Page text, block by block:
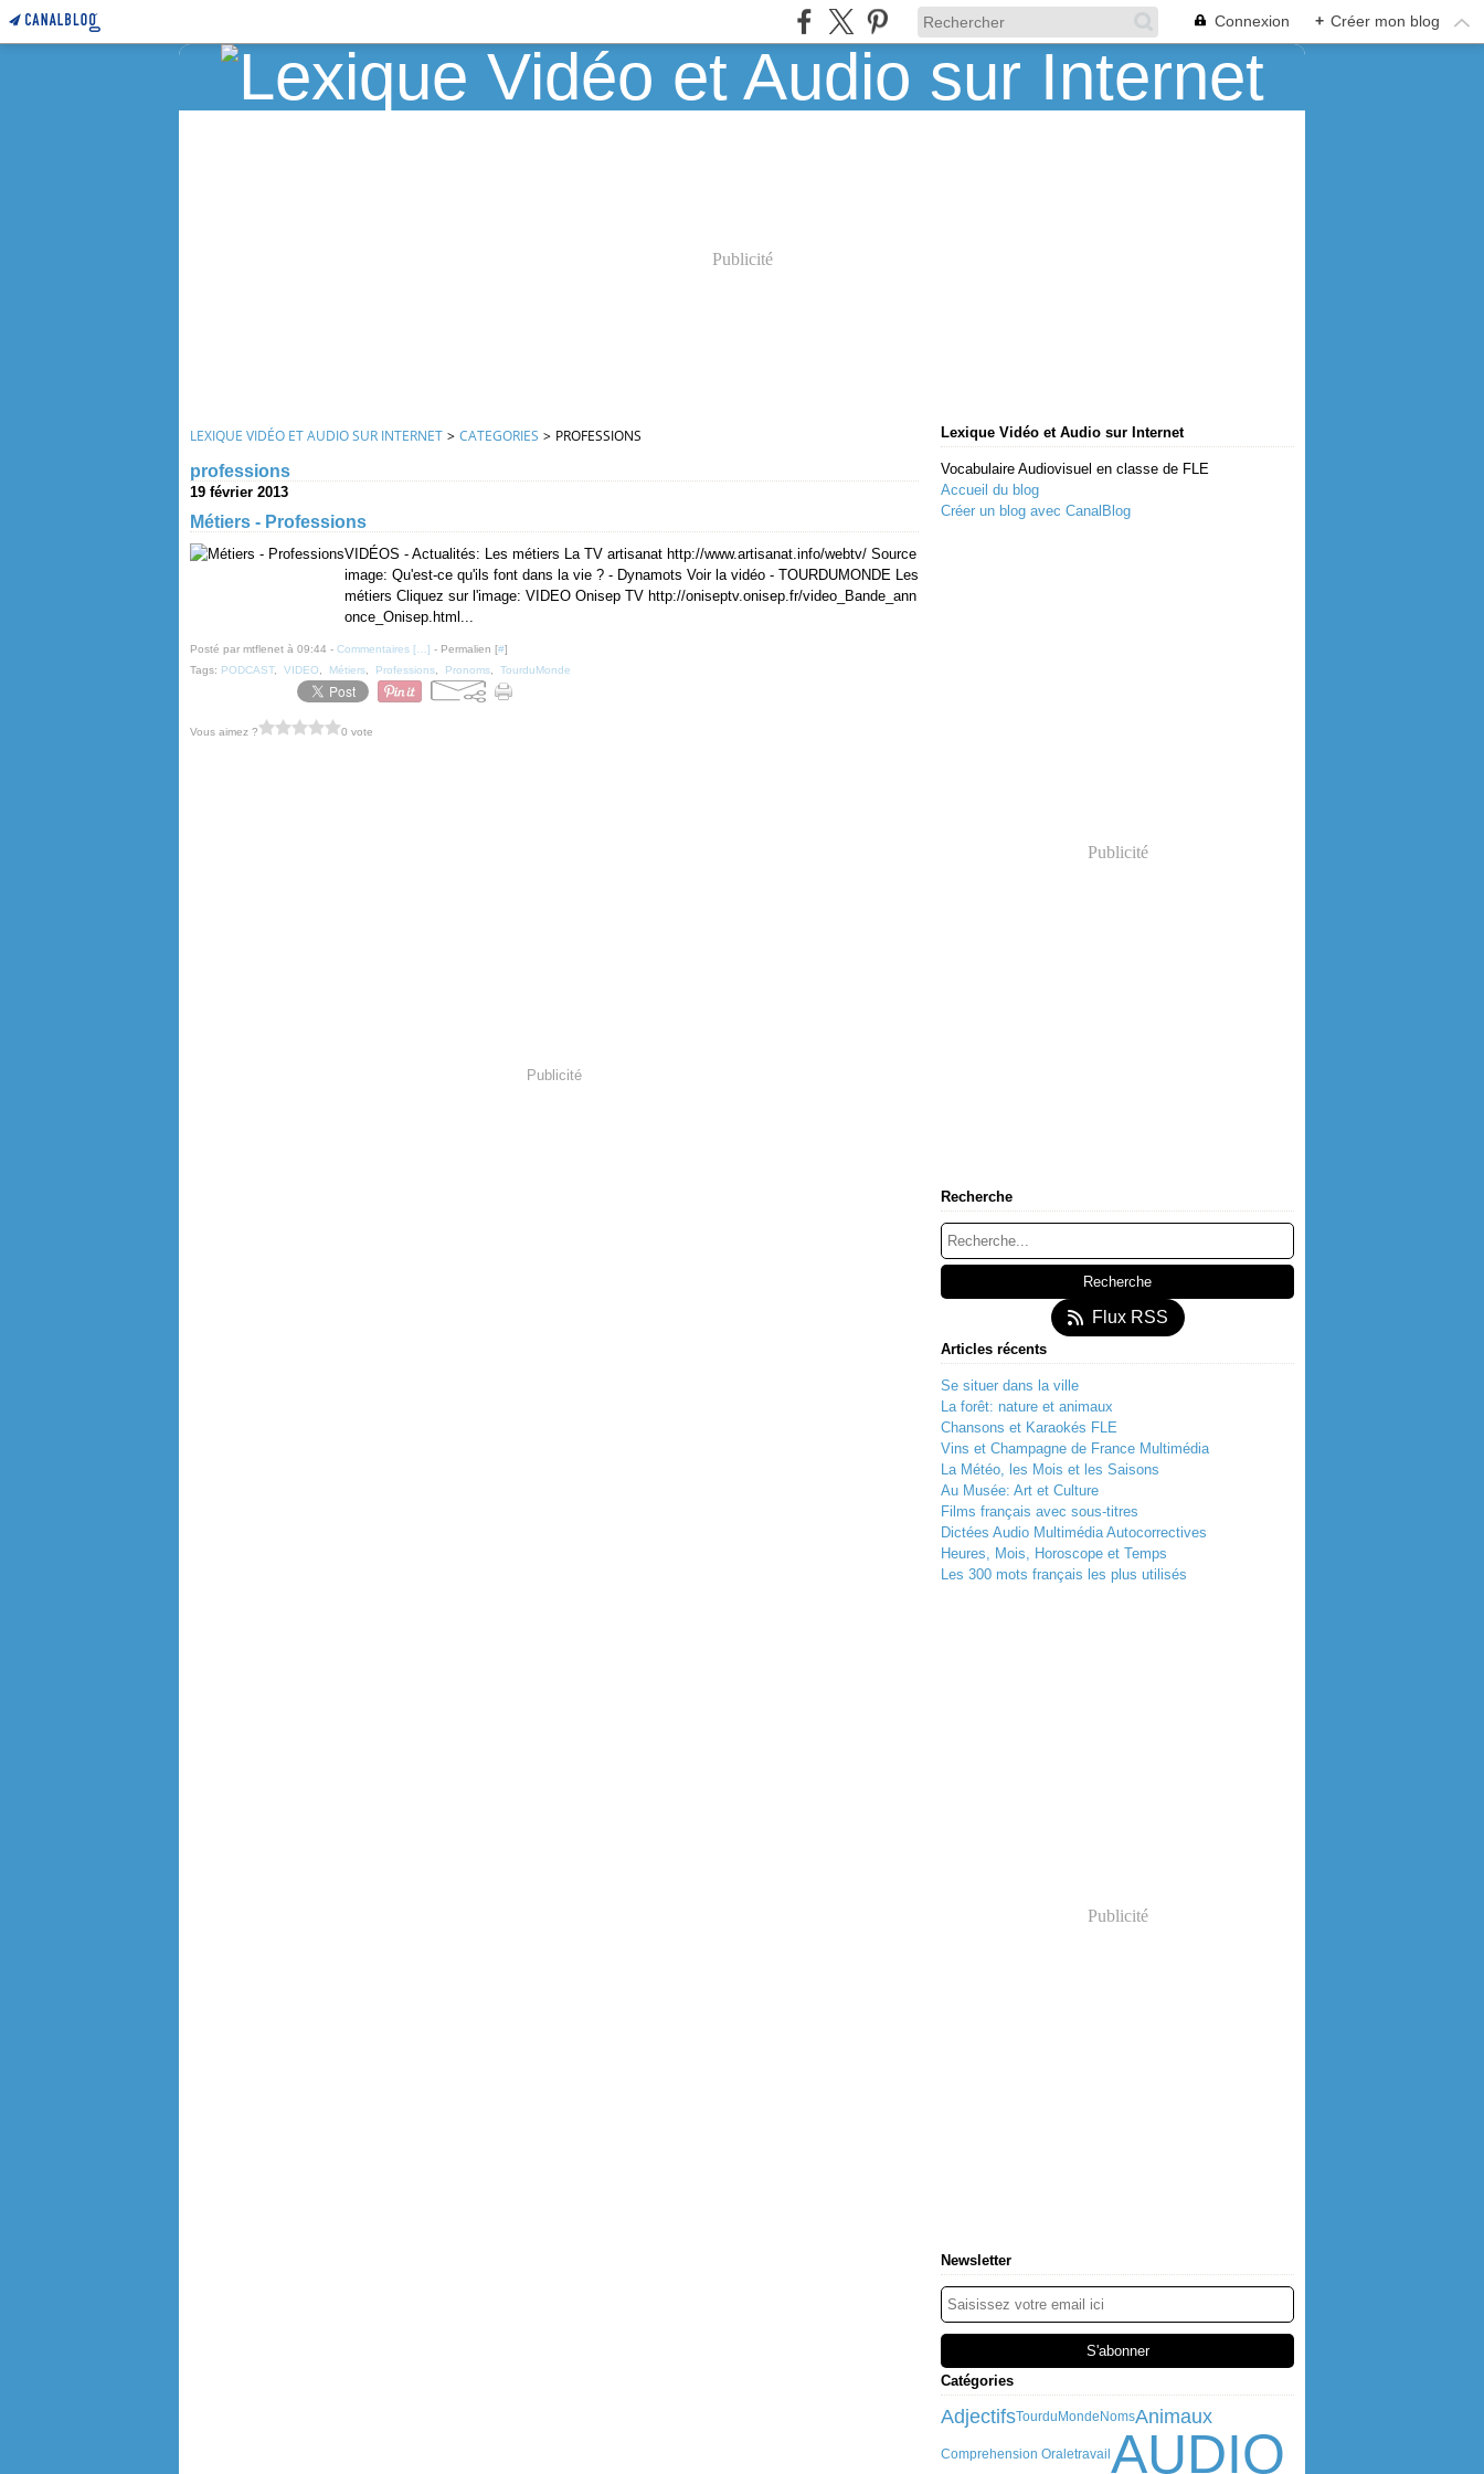
Connexion + Créer mon blog
Publicité
LEXIQUE VIDÉO ET AUDIO SUR INTERNET > CATEGORIES > PROFESSIONS
professions
19 février 2013
Métiers - Professions
VIDÉOS - Actualités: Les métiers La TV artisanat http://www.artisanat.info/webtv/ Source
image: Qu'est-ce qu'ils font dans la vie ? - Dynamots Voir la vidéo - TOURDUMONDE Les
métiers Cliquez sur l'image: VIDEO Onisep TV http://oniseptv.onisep.fr/video_Bande_ann
once_Onisep.html...
Posté par mtflenet à 09:44 - Commentaires [ ] - Permalien [#]
Tags: PODCAST, VIDEO Métiers Professions Pronoms TourduMonde
Vous aimez ? 0 vote
Publicité
Lexique Vidéo et Audio sur Internet
Vocabulaire Audiovisuel en classe de FLE
Accueil du blog
Créer un blog avec CanalBlog
Publicité
Recherche
Flux RSS
Articles récents
Se situer dans la ville
La forêt: nature et animaux
Chansons et Karaokés FLE
Vins et Champagne de France Multimédia
La Météo, les Mois et les Saisons
Au Musée: Art et Culture
Films français avec sous-titres
Dictées Audio Multimédia Autocorrectives
Heures, Mois, Horoscope et Temps
Les 300 mots français les plus utilisés
Publicité
Newsletter
Catégories
AdjectifsTourduMonde NomsAnimaux
Comprehension Oraletravail AUDIO